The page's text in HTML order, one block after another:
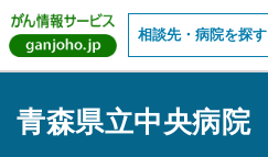
相談先・病院を探す
青森県立中央病院